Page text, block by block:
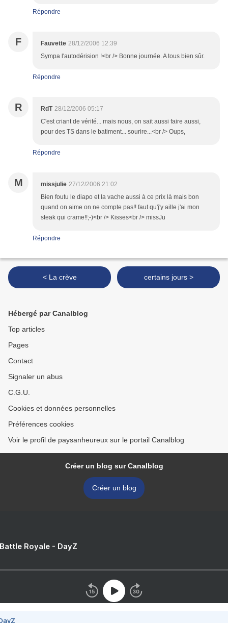
Répondre
F Fauvette 28/12/2006 12:39
Sympa l'autodérision !<br /> Bonne journée. A tous bien sûr.
Répondre
R RdT 28/12/2006 05:17
C'est criant de vérité... mais nous, on sait aussi faire aussi,
pour des TS dans le batiment... sourire...<br /> Oups,
Répondre
M missjulie 27/12/2006 21:02
Bien foutu le diapo et la vache aussi à ce prix là mais bon
quand on aime on ne compte pas!! faut qu'j'y aille j'ai mon
steak qui crame!!;-)<br /> Kisses<br /> missJu
Répondre
< La crève certains jours >
Hébergé par Canalblog
Top articles
Pages
Contact
Signaler un abus
C.G.U.
Cookies et données personnelles
Préférences cookies
Voir le profil de paysanheureux sur le portail Canalblog
Créer un blog sur Canalblog
Créer un blog
Royale - DayZ